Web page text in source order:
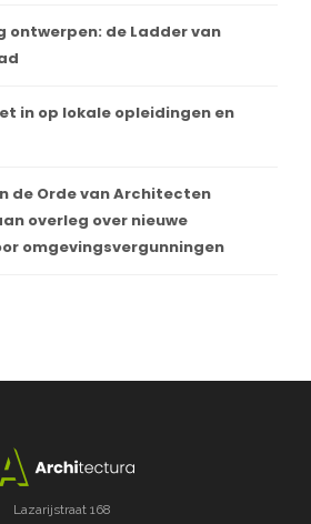
de Ladder van
in op lokale opleidingen en
de Orde van Architecten
overleg over nieuwe
omgevingsvergunningen
Lazarijstraat 168